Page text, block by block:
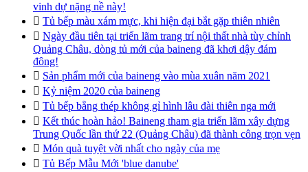
vinh dự nặng nề này!
 Tủ bếp màu xám mực, khi hiện đại bắt gặp thiên nhiên
 Ngày đầu tiên tại triển lãm trang trí nội thất nhà tùy chỉnh
Quảng Châu, dòng tủ mới của baineng đã khơi dậy đám
đông!
 Sản phẩm mới của baineng vào mùa xuân năm 2021
 Kỷ niệm 2020 của baineng
 Tủ bếp bằng thép không gỉ hình lâu đài thiên nga mới
 Kết thúc hoàn hảo! Baineng tham gia triển lãm xây dựng
Trung Quốc lần thứ 22 (Quảng Châu) đã thành công trọn vẹn
 Món quà tuyệt vời nhất cho ngày của mẹ
 Tủ Bếp Mẫu Mới 'blue danube'